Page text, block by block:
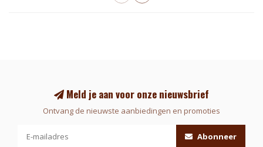
Meld je aan voor onze nieuwsbrief
Ontvang de nieuwste aanbiedingen en promoties
Abonneer